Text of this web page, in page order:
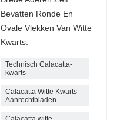
Bevatten Ronde En
Ovale Vlekken Van Witte
Kwarts.
Technisch Calacatta-
kwarts
Calacatta Witte Kwarts
Aanrechtbladen